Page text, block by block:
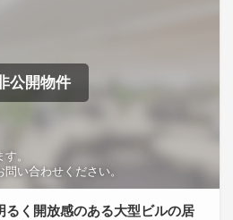
公開物件
。
い合わせください。
るく開放感のある大型ビルの居